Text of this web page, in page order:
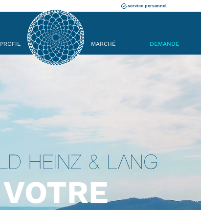
service personnel
PROFIL MARCHÉ DEMANDE
VOTRE